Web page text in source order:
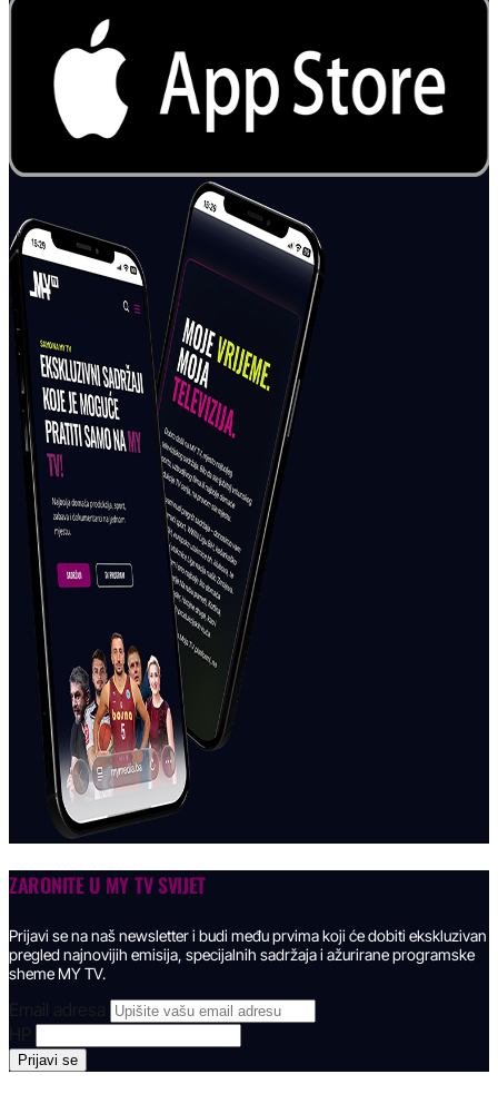
ZARONITE U MY TV SVIJET
Prijavi se na naš newsletter i budi među prvima koji će dobiti ekskluzivan
pregled najnovijih emisija, specijalnih sadržaja i ažurirane programske
sheme MY TV.
Email adresa